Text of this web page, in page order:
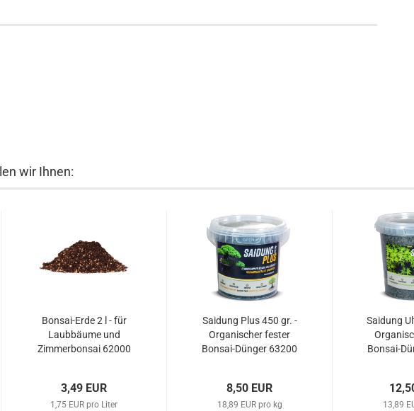
wir Ihnen:
Bonsai-Erde 2 l - für
Laubbäume und
Zimmerbonsai 62000
3,49 EUR
1,75 EUR pro Liter
Saidung Plus 450 gr. -
Organischer fester
Bonsai-Dünger 63200
8,50 EUR
18,89 EUR pro kg
Saidung
Bonsai-
13,89